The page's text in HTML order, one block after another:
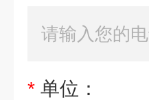
* 单位：